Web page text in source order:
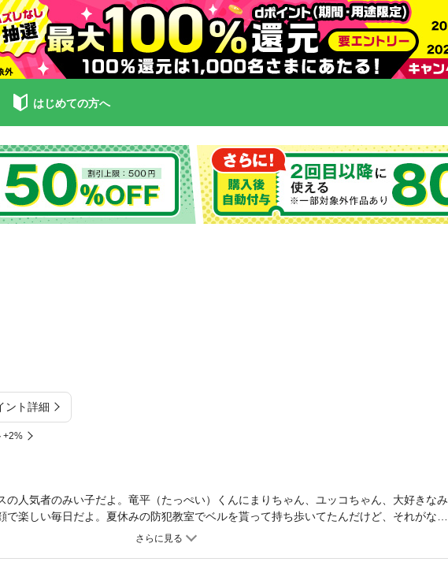
はじめての方へ
ント詳細
+2%
の人気者のみい子だよ。竜平（たっぺい）くんにまりちゃん、ユッコちゃん、大好きなみ
で楽しい毎日だよ。夏休みの防犯教室でベルを貰って持ち歩いてたんだけど、それがなん
わりとあったかくなること間違いなし！の第16巻だよ！！収録作品／こっちむいて！みい